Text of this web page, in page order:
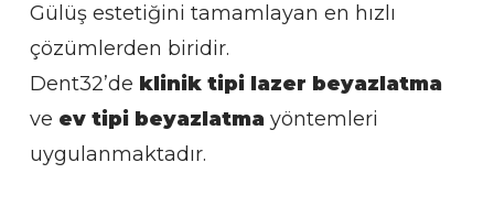
Gülüş estetiğini tamamlayan en hızlı
çözümlerden biridir.
Dent32’de klinik tipi lazer beyazlatma
ve ev tipi beyazlatmayöntemleri
uygulanmaktadır.